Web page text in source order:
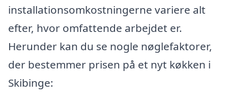
installationsomkostningerne variere alt
efter, hvor omfattende arbejdet er.
Herunder kan du se nogle nøglefaktorer,
der bestemmer prisen på et nyt køkken i
Skibinge: